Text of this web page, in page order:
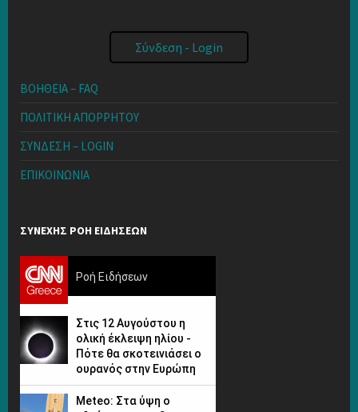
Σύνδεση - Login
ΒΟΗΘΕΙΑ – FAQ
ΠΟΛΙΤΙΚΗ ΑΠΟΡΡΗΤΟΥ
ΣΥΝΔΕΣΗ – LOGIN
ΕΠΙΚΟΙΝΩΝΙΑ
ΣΥΝΕΧΗΣ ΡΟΗ ΕΙΔΗΣΕΩΝ